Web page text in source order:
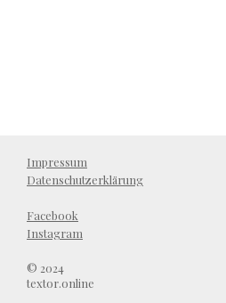
Impressum
Datenschutzerklärung
Facebook
Instagram
© 2024
textor.online